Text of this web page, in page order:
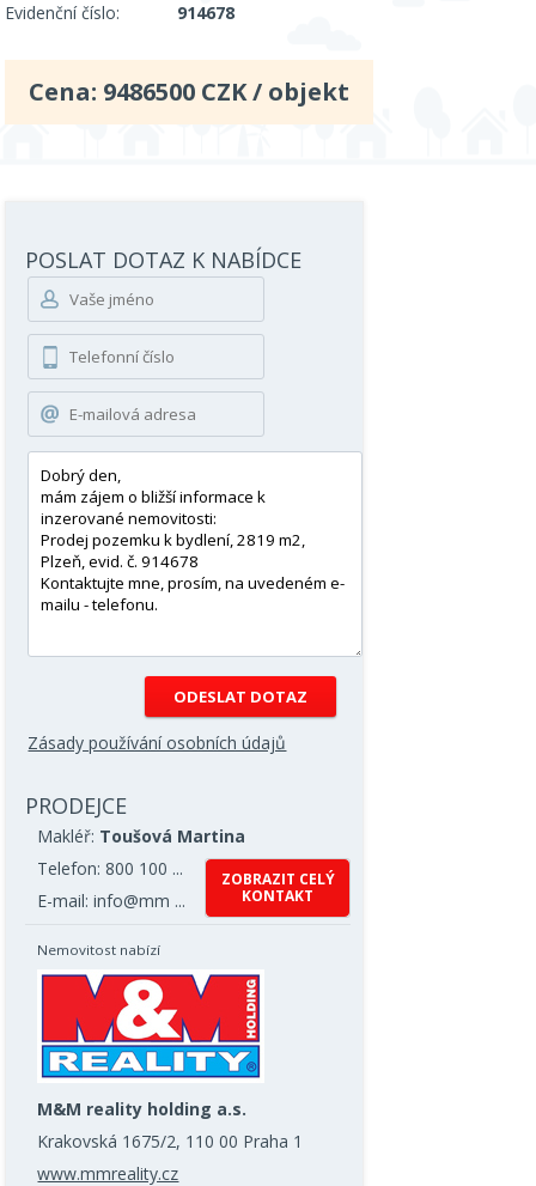
Evidenční číslo:
914678
Cena: 9486500 CZK / objekt
POSLAT DOTAZ K NABÍDCE
Zásady používání osobních údajů
PRODEJCE
Makléř: Toušová Martina
Telefon: 800 100 ...
E-mail: info@mm ...
ZOBRAZIT CELÝ
KONTAKT
Nemovitost nabízí
M&M reality holding a.s.
Krakovská 1675/2, 110 00 Praha 1
www.mmreality.cz